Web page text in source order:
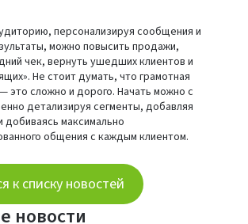
персонализируя сообщения и
можно повысить продажи,
чек, вернуть ушедших клиентов и
Не стоит думать, что грамотная
это сложно и дорого. Начать можно с
детализируя сегменты, добавляя
добиваясь максимально
общения с каждым клиентом.
к списку новостей
новости